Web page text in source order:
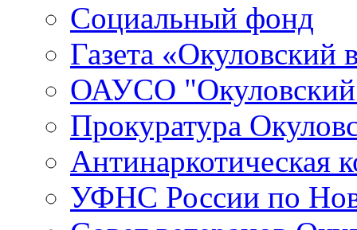
Социальный фонд
Газета «Окуловский
ОАУСО
Прокуратура
Антинаркотическая
УФНС России по